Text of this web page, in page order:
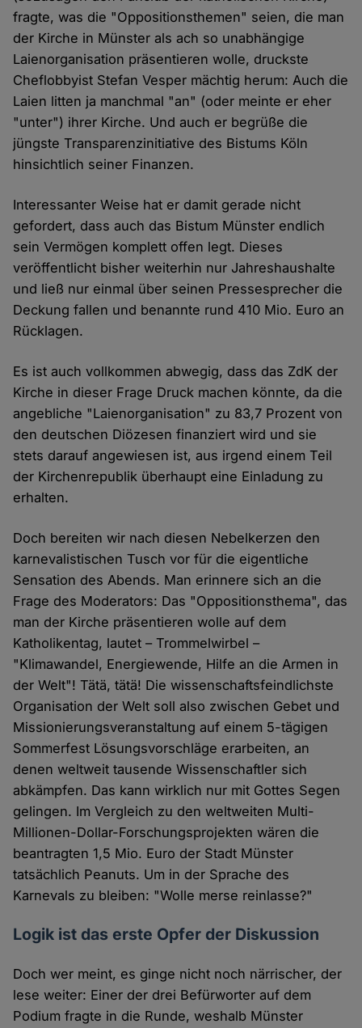
fragte, was die "Oppositionsthemen" seien, die man
der Kirche in Münster als ach so unabhängige
Laienorganisation präsentieren wolle, druckste
Cheflobbyist Stefan Vesper mächtig herum: Auch die
Laien litten ja manchmal "an" (oder meinte er eher
"unter") ihrer Kirche. Und auch er begrüße die
jüngste Transparenzinitiative des Bistums Köln
hinsichtlich seiner Finanzen.
Interessanter Weise hat er damit gerade nicht
gefordert, dass auch das Bistum Münster endlich
sein Vermögen komplett offen legt. Dieses
veröffentlicht bisher weiterhin nur Jahreshaushalte
und ließ nur einmal über seinen Pressesprecher die
Deckung fallen und benannte rund 410 Mio. Euro an
Rücklagen.
Es ist auch vollkommen abwegig, dass das ZdK der
Kirche in dieser Frage Druck machen könnte, da die
angebliche "Laienorganisation" zu 83,7 Prozent von
den deutschen Diözesen finanziert wird und sie
stets darauf angewiesen ist, aus irgend einem Teil
der Kirchenrepublik überhaupt eine Einladung zu
erhalten.
Doch bereiten wir nach diesen Nebelkerzen den
karnevalistischen Tusch vor für die eigentliche
Sensation des Abends. Man erinnere sich an die
Frage des Moderators: Das "Oppositionsthema", das
man der Kirche präsentieren wolle auf dem
Katholikentag, lautet – Trommelwirbel –
"Klimawandel, Energiewende, Hilfe an die Armen in
der Welt"! Tätä, tätä! Die wissenschaftsfeindlichste
Organisation der Welt soll also zwischen Gebet und
Missionierungsveranstaltung auf einem 5-tägigen
Sommerfest Lösungsvorschläge erarbeiten, an
denen weltweit tausende Wissenschaftler sich
abkämpfen. Das kann wirklich nur mit Gottes Segen
gelingen. Im Vergleich zu den weltweiten Multi-
Millionen-Dollar-Forschungsprojekten wären die
beantragten 1,5 Mio. Euro der Stadt Münster
tatsächlich Peanuts. Um in der Sprache des
Karnevals zu bleiben: "Wolle merse reinlasse?"
Logik ist das erste Opfer der Diskussion
Doch wer meint, es ginge nicht noch närrischer, der
lese weiter: Einer der drei Befürworter auf dem
Podium fragte in die Runde, weshalb Münster